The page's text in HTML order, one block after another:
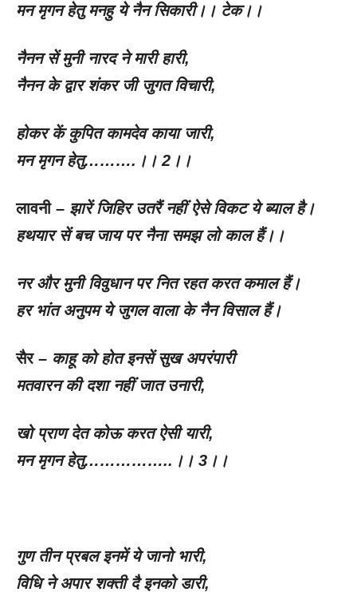
मन मृगन हेतु मनहु ये नैन सिकारी।। टेक।।
नैनन सें मुनी नारद ने मारी हारी,
नैनन के द्वार शंकर जी जुगत विचारी,
होकर कें कुपित कामदेव काया जारी,
मन मृगन हेतु……….।। 2 ।।
लावनी – झारें जिहिर उतरैं नहीं ऐसे विकट ये ब्याल है।
हथयार सें बच जाय पर नैना समझ लो काल हैं।।
नर और मुनी विवुधान पर नित रहत करत कमाल हैं।
हर भांत अनुपम ये जुगल वाला के नैन विसाल हैं।
सैर – काहू को होत इनसें सुख अपरंपारी
मतवारन की दशा नहीं जात उनारी,
खो प्राण देत कोऊ करत ऐसी यारी,
मन मृगन हेतु……………..।। 3 ।।
गुण तीन प्रबल इनमें ये जानो भारी,
विधि ने अपार शक्ती दै इनको डारी,